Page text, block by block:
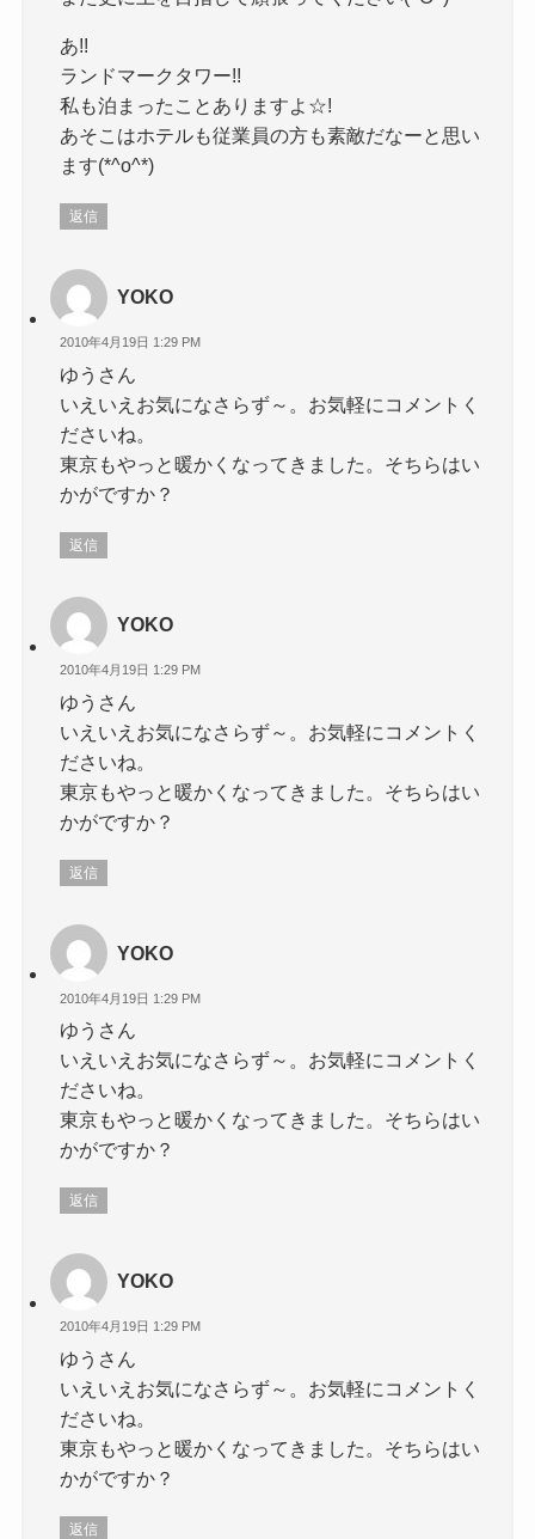
あ!!
ランドマークタワー!!
私も泊まったことありますよ☆!
あそこはホテルも従業員の方も素敵だなーと思い
ます(*^o^*)
返信
YOKO
2010年4月19日 1:29 PM
ゆうさん
いえいえお気になさらず～。お気軽にコメントく
ださいね。
東京もやっと暖かくなってきました。そちらはい
かがですか？
返信
YOKO
2010年4月19日 1:29 PM
ゆうさん
いえいえお気になさらず～。お気軽にコメントく
ださいね。
東京もやっと暖かくなってきました。そちらはい
かがですか？
返信
YOKO
2010年4月19日 1:29 PM
ゆうさん
いえいえお気になさらず～。お気軽にコメントく
ださいね。
東京もやっと暖かくなってきました。そちらはい
かがですか？
返信
YOKO
2010年4月19日 1:29 PM
ゆうさん
いえいえお気になさらず～。お気軽にコメントく
ださいね。
東京もやっと暖かくなってきました。そちらはい
かがですか？
返信